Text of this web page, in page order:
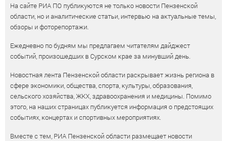
На сайте РИА ПО публикуются не только новости Пензенской
области, но и аналитические статьи, интервью на актуальные темы,
обзоры и фоторепортажи.
Ежедневно по будням мы предлагаем читателям дайджест
событий, произошедших в Сурском крае за минувший день.
Новостная лента Пензенской области раскрывает жизнь региона в
сфере экономики, общества, спорта, культуры, образования,
сельского хозяйства, ЖКХ, здравоохранения и медицины. Помимо
этого, на наших страницах публикуется информация о предстоящих
событиях, концертах и спортивных мероприятиях.
Вместе с тем, РИА Пензенской области размещает новости